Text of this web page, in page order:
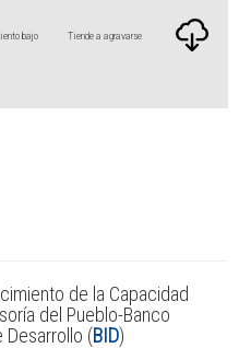
bajo Tiende a agravarse
de la Capacidad
del Pueblo-Banco
Desarrollo (BID)